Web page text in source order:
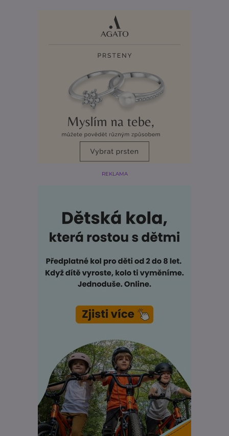
REKLAMA